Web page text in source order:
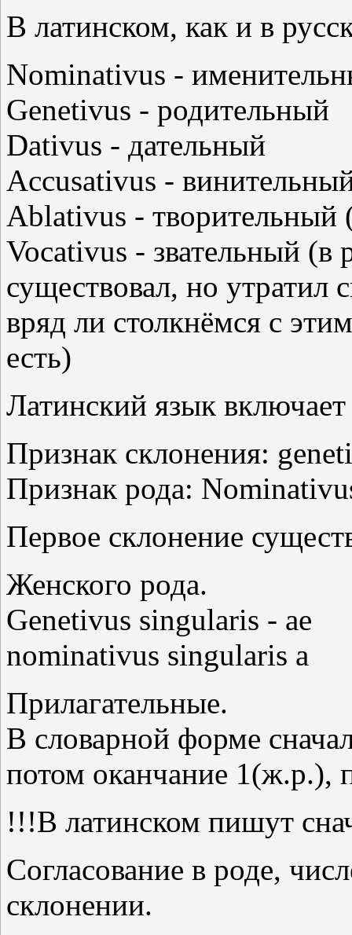
В латинском, как и в
Nominativus -
Genetivus - родительный
Dativus - дательный
Accusativus -
Ablativus -
Vocativus - звательный
существовал, но
вряд ли столкнёмся с
есть)
Латинский язык
Признак склонения:
Признак рода:
Первое склонение
Женского рода.
Genetivus singularis - ae
nominativus singularis a
Прилагательные.
В словарной форме
потом оканчание 1(ж.р.),
!!!В латинском пишут
Согласование в роде,
склонении.